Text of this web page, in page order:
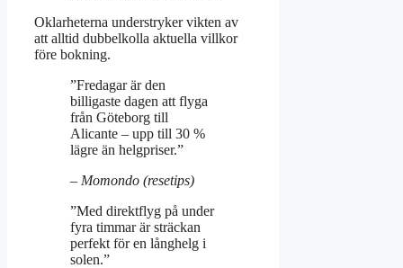
Oklarheterna understryker vikten av
att alltid dubbelkolla aktuella villkor
före bokning.
”Fredagar är den
billigaste dagen att flyga
från Göteborg till
Alicante – upp till 30 %
lägre än helgpriser.”
– Momondo (resetips)
”Med direktflyg på under
fyra timmar är sträckan
perfekt för en långhelg i
solen.”